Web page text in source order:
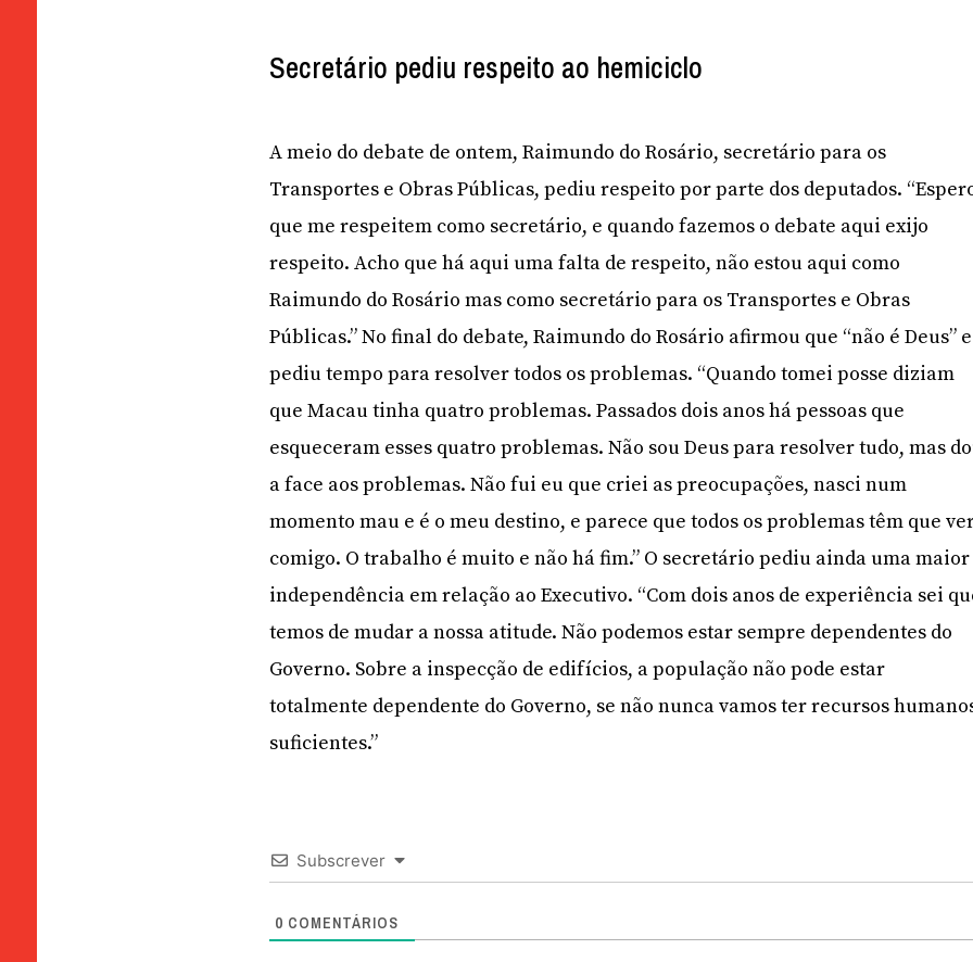
Secretário pediu respeito ao hemiciclo
A meio do debate de ontem, Raimundo do Rosário, secretário para os
Transportes e Obras Públicas, pediu respeito por parte dos deputados.
que me respeitem como secretário, e quando fazemos o debate aqui exijo
respeito. Acho que há aqui uma falta de respeito, não estou aqui como
Raimundo do Rosário mas como secretário para os Transportes e Obras
Públicas.” No final do debate, Raimundo do Rosário afirmou que “não é Deus” e
pediu tempo para resolver todos os problemas. “Quando tomei posse diziam
que Macau tinha quatro problemas. Passados dois anos há pessoas que
esqueceram esses quatro problemas. Não sou Deus para resolver tudo, mas
a face aos problemas. Não fui eu que criei as preocupações, nasci num
momento mau e é o meu destino, e parece que todos os problemas têm que
comigo. O trabalho é muito e não há fim.” O secretário pediu ainda uma maior
independência em relação ao Executivo. “Com dois anos de experiência sei
temos de mudar a nossa atitude. Não podemos estar sempre dependentes do
Governo. Sobre a inspecção de edifícios, a população não pode estar
totalmente dependente do Governo, se não nunca vamos ter recursos
suficientes.”
Subscrever
0 COMENTÁRIOS